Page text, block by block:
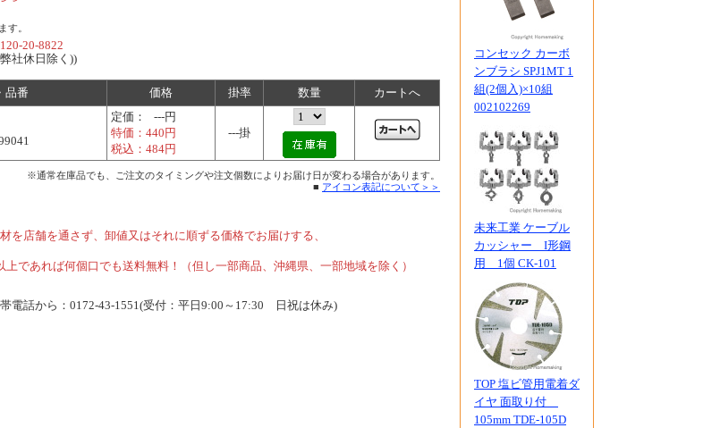
す。
20-8822
社休日除く))
品番 価格 掛率 数量 カートへ
定価：
---円
特価： 440円
税込： 484円
---掛
※通常在庫品でも、ご注文のタイミングや注文個数によりお届け日が変わる場合があります。
■ アイコン表記について＞＞
を店舗を通さず、卸値又はそれに順ずる価格でお届けする、
であれば何個口でも送料無料！（但し一部商品、沖縄県、一部地域を除く）
電話から：0172-43-1551(受付：平日9:00～17:30 日祝は休み)
コンセック カーボ
ンブラシ SPJ1MT 1
組(2個入)×10組
002102269
未来工業 ケーブル
カッシャー I形鋼
用 1個 CK-101
TOP 塩ビ管用電着ダ
イヤ 面取り付
105mm TDE-105D